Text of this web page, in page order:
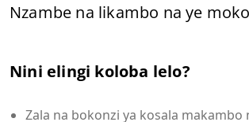
Nzambe na likambo na ye
Nini elingi koloba lelo?
Zala na bokonzi ya kosala makambo